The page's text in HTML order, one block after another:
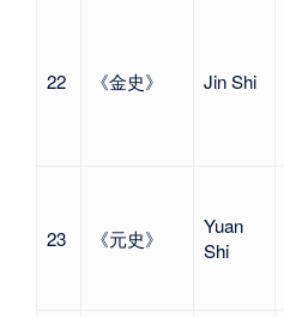
22 《金史》 Jin Shi
23 《元史》
Yuan
Shi